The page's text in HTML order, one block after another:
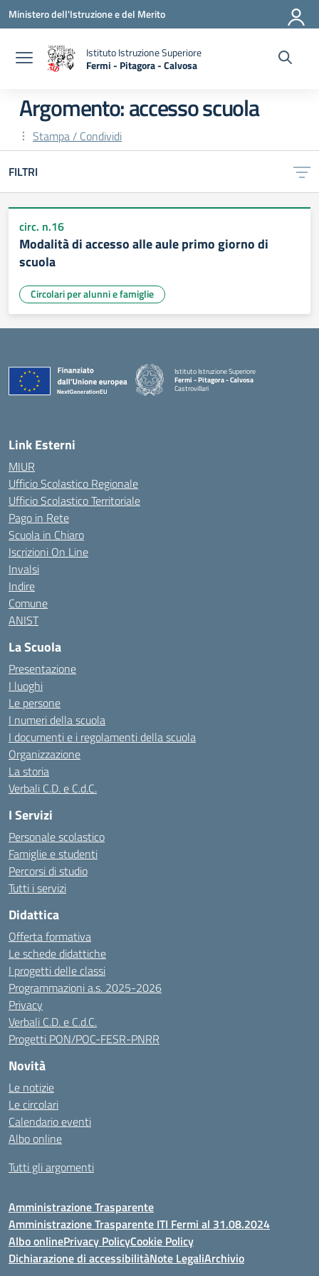
Vai ai contenuti
Vai al menu di navigazione
Vai al footer
Ministero dell'Istruzione e del Merito
Istituto Istruzione Superiore
Fermi - Pitagora - Calvosa
— Visita la pagina iniziale della scuola
Argomento: accesso scuola
Stampa / Condividi
FILTRI
circ. n.16
Modalità di accesso alle aule primo giorno di
scuola
Circolari per alunni e famiglie
Istituto Istruzione Superiore
Fermi - Pitagora - Calvosa
Castrovillari
Link Esterni
MIUR
Ufficio Scolastico Regionale
Ufficio Scolastico Territoriale
Pago in Rete
Scuola in Chiaro
Iscrizioni On Line
Invalsi
Indire
Comune
ANIST
La Scuola
Presentazione
I luoghi
Le persone
I numeri della scuola
I documenti e i regolamenti della scuola
Organizzazione
La storia
Verbali C.D. e C.d.C.
I Servizi
Personale scolastico
Famiglie e studenti
Percorsi di studio
Tutti i servizi
Didattica
Offerta formativa
Le schede didattiche
I progetti delle classi
Programmazioni a.s. 2025-2026
Privacy
Verbali C.D. e C.d.C.
Progetti PON/POC-FESR-PNRR
Novità
Le notizie
Le circolari
Calendario eventi
Albo online
Tutti gli argomenti
Amministrazione Trasparente
Amministrazione Trasparente ITI Fermi al 31.08.2024
Albo onlinePrivacy PolicyCookie Policy
Dichiarazione di accessibilitàNote LegaliArchivio